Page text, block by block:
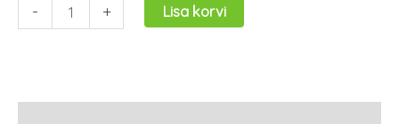
- + Lisa korvi